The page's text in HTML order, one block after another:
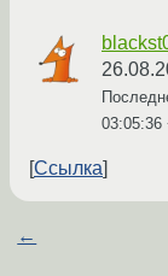
03:05:36
Ссылка
←